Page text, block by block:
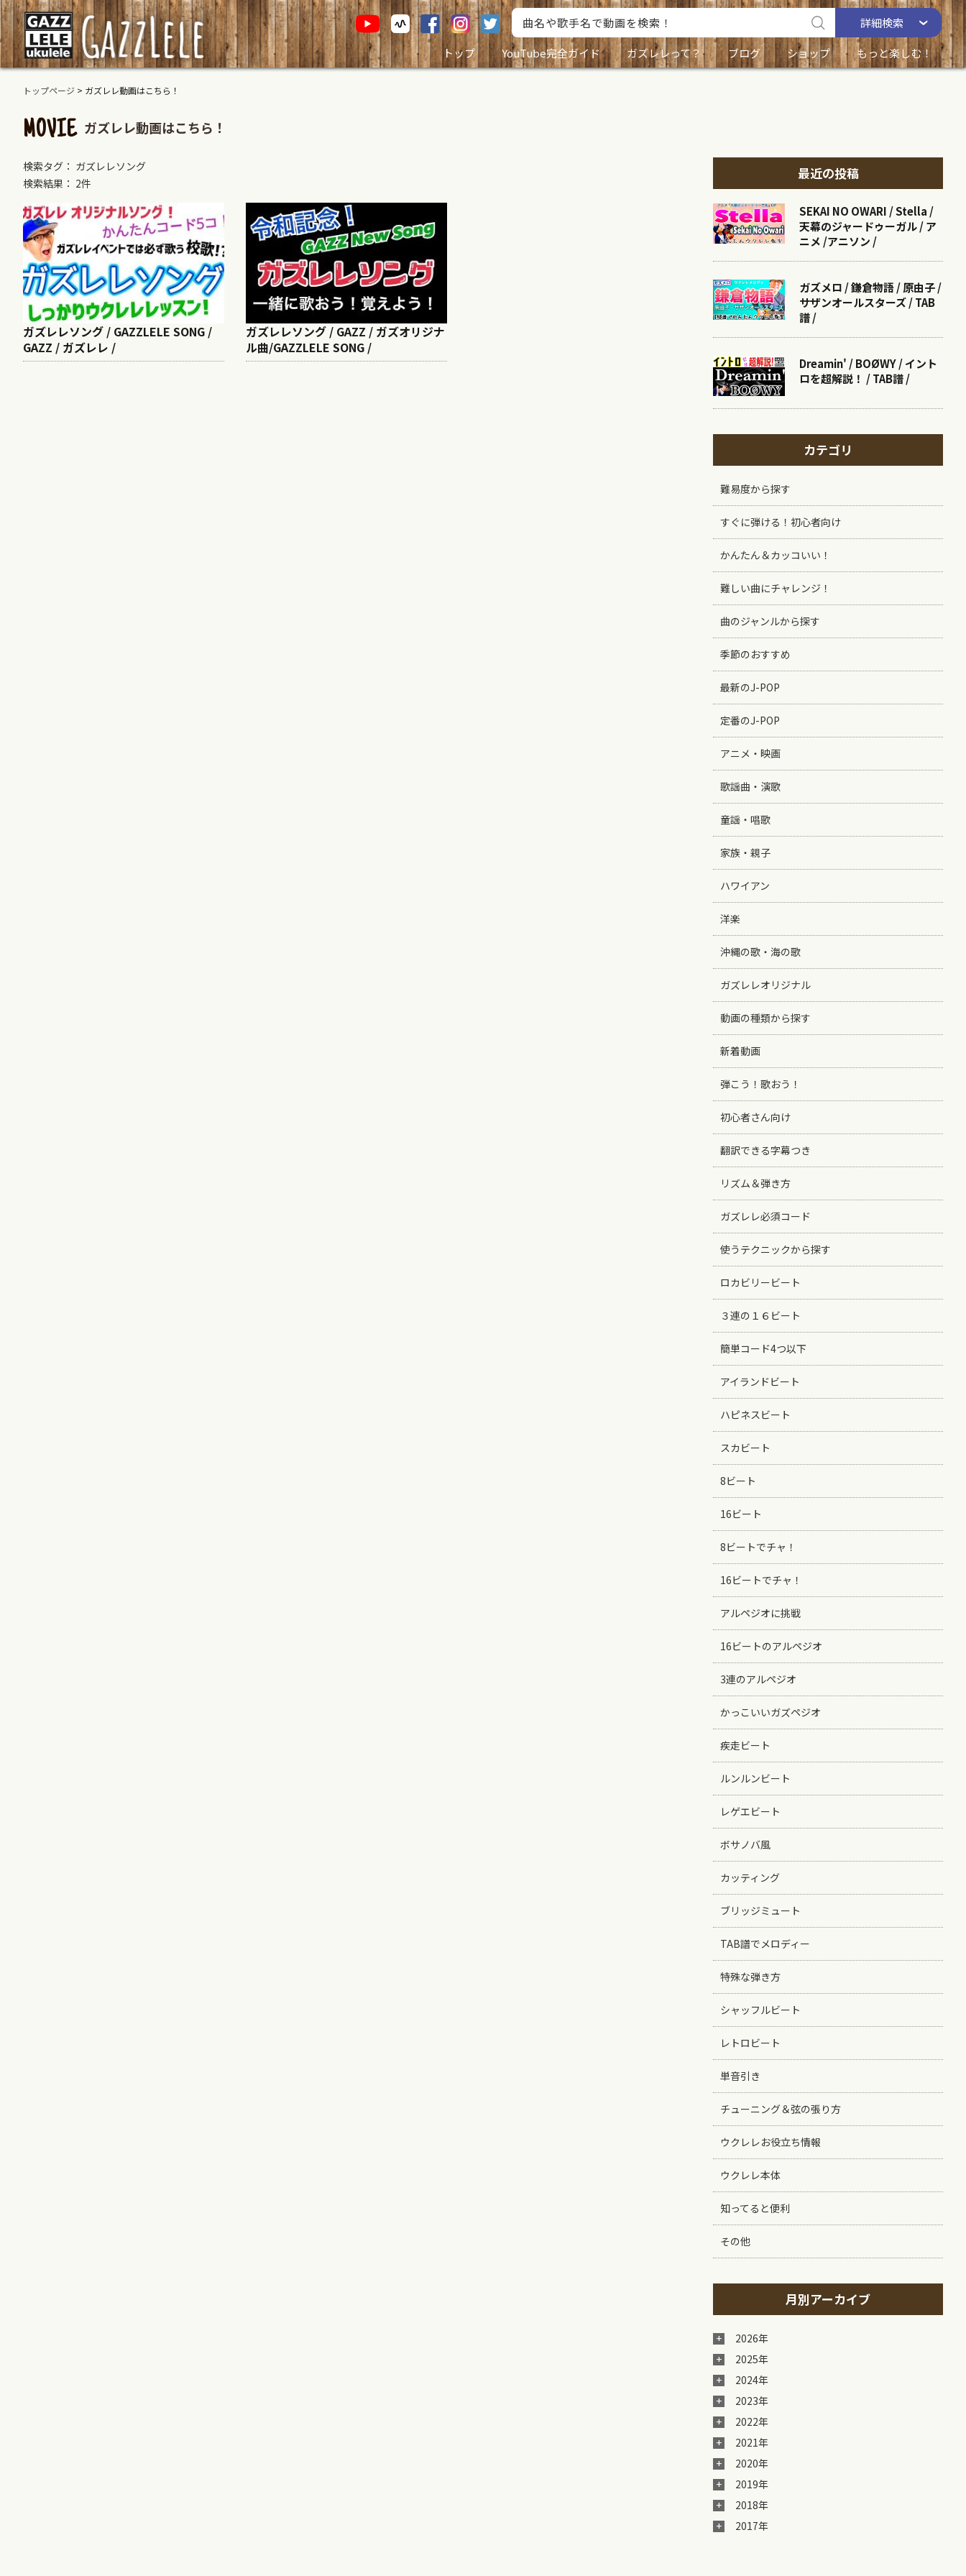
詳細検索
トップ
YouTube完全ガイド ガズレレって？ ブログ ショップ もっと楽しむ！
トップページ > ガズレレ動画はこちら！
MOVIE ガズレレ動画はこちら！
検索タグ： ガズレレソング
検索結果： 2件
ガズレレソング / GAZZLELE SONG /
GAZZ / ガズレレ /
ガズレレソング / GAZZ / ガズオリジナ
ル曲/GAZZLELE SONG /
最近の投稿
SEKAI NO OWARI / Stella /
天幕のジャードゥーガル / ア
ニメ /アニソン /
ガズメロ / 鎌倉物語 / 原由子 /
サザンオールスターズ / TAB
譜 /
Dreamin' / BOØWY / イント
ロを超解説！ / TAB譜 /
カテゴリ
難易度から探す
すぐに弾ける！初心者向け
かんたん＆カッコいい！
難しい曲にチャレンジ！
曲のジャンルから探す
季節のおすすめ
最新のJ-POP
定番のJ-POP
アニメ・映画
歌謡曲・演歌
童謡・唱歌
家族・親子
ハワイアン
洋楽
沖縄の歌・海の歌
ガズレレオリジナル
動画の種類から探す
新着動画
弾こう！歌おう！
初心者さん向け
翻訳できる字幕つき
リズム＆弾き方
ガズレレ必須コード
使うテクニックから探す
ロカビリービート
３連の１６ビート
簡単コード4つ以下
アイランドビート
ハピネスビート
スカビート
8ビート
16ビート
8ビートでチャ！
16ビートでチャ！
アルペジオに挑戦
16ビートのアルペジオ
3連のアルペジオ
かっこいいガズペジオ
疾走ビート
ルンルンビート
レゲエビート
ボサノバ風
カッティング
ブリッジミュート
TAB譜でメロディー
特殊な弾き方
シャッフルビート
レトロビート
単音引き
チューニング＆弦の張り方
ウクレレお役立ち情報
ウクレレ本体
知ってると便利
その他
月別アーカイブ
2026年
2025年
2024年
2023年
2022年
2021年
2020年
2019年
2018年
2017年